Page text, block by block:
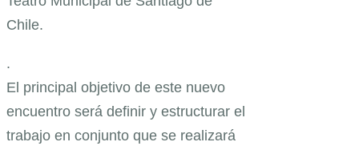
Chile.
.
El principal objetivo de este nuevo
encuentro será definir y estructurar el
trabajo en conjunto que se realizará